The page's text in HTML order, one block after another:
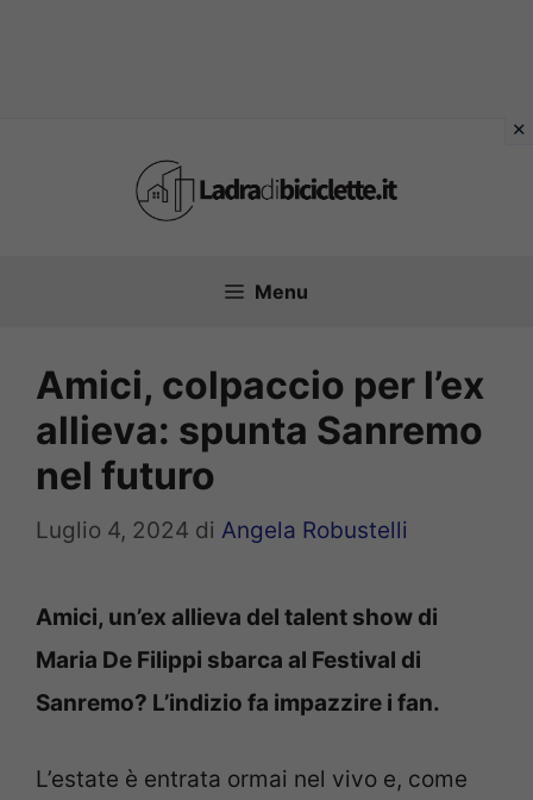
Menu
Amici, colpaccio per l’ex
allieva: spunta Sanremo
nel futuro
Luglio 4, 2024 di Angela Robustelli
Amici, un’ex allieva del talent show di
Maria De Filippi sbarca al Festival di
Sanremo? L’indizio fa impazzire i fan.
L’estate è entrata ormai nel vivo e, come